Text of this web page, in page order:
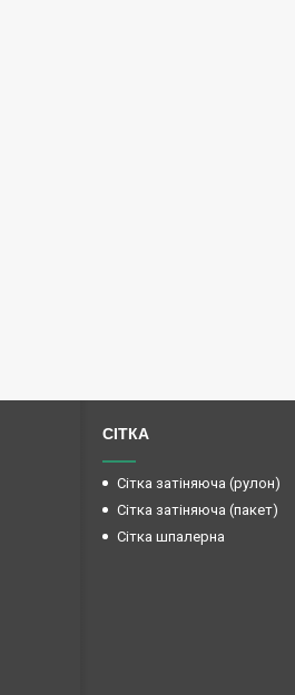
СІТКА
Сітка затіняюча (рулон)
Сітка затіняюча (пакет)
Сітка шпалерна